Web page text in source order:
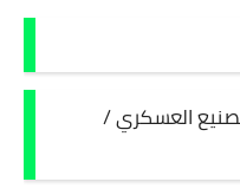
العسكري /